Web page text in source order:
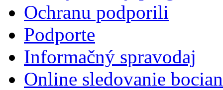
Ochranu podporili
Podporte
Informačný spravodaj
Online sledovanie